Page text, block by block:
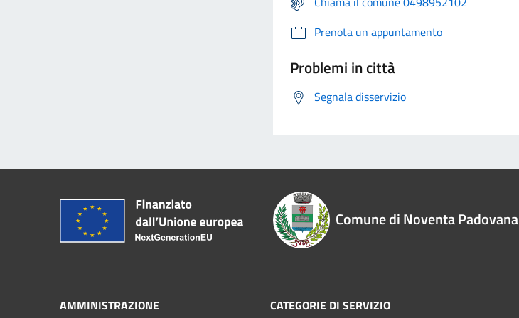
Prenota un appuntamento
Problemi in città
Segnala disservizio
Comune di Noventa Padovana
AMMINISTRAZIONE CATEGORIE DI SERVIZIO